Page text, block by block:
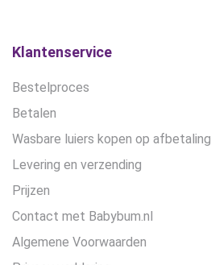
Klantenservice
Bestelproces
Betalen
Wasbare luiers kopen op afbetaling
Levering en verzending
Prijzen
Contact met Babybum.nl
Algemene Voorwaarden